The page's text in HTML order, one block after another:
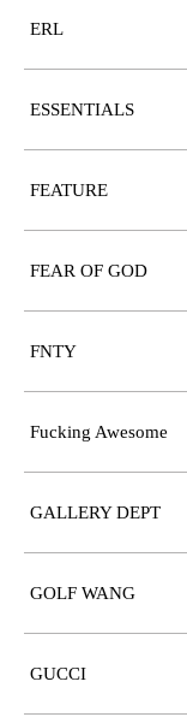
ERL
ESSENTIALS
FEATURE
FEAR OF GOD
FNTY
Fucking Awesome
GALLERY DEPT
GOLF WANG
GUCCI